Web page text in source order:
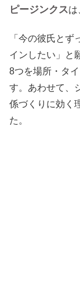
ピージンクスは
「今の彼氏と
インしたい」と
8つを場所・タ
す。あわせて、
係づくりに効く
た。